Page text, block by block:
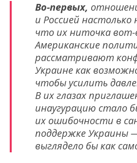
Во-первых,
и Россией
что их ниточка
Американские
рассматривают
Украине как
чтобы усилить
В их глазах
инаугурацию стало
их ошибочности в
поддержке Украины
выглядело бы как